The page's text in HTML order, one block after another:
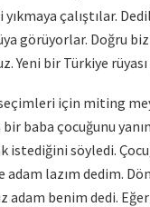
çalıştılar.
görüyorlar. Doğru
Yeni bir Türkiye
için miting
bir baba çocuğunu
istediğini söyledi.
adam lazım dedim.
adam benim dedi.